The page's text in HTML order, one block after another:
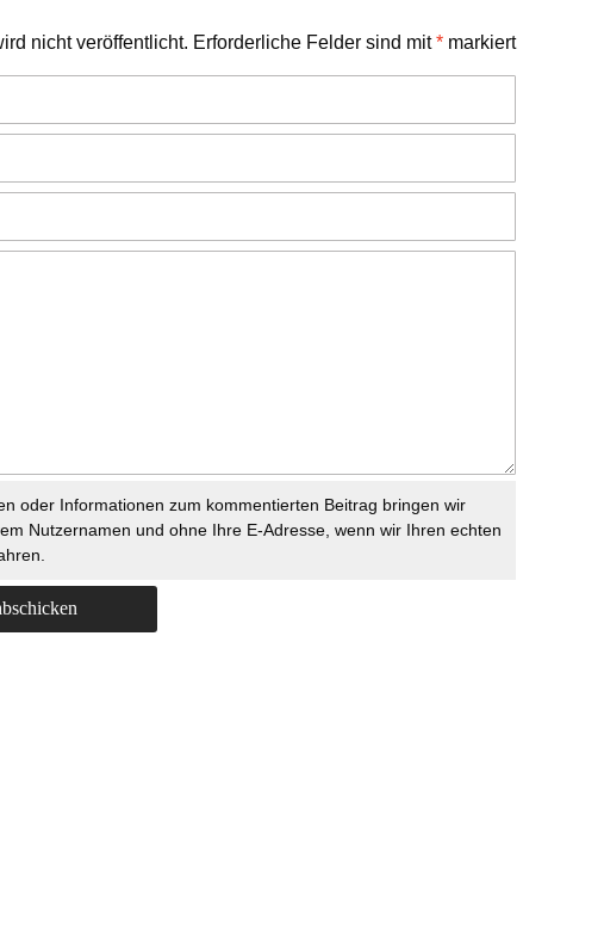
nicht veröffentlicht. Erforderliche Felder sind mit* markiert
oder Informationen zum kommentierten Beitrag bringen wir
Nutzernamen und ohne Ihre E-Adresse, wenn wir Ihren echten